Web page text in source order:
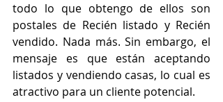
todo lo que obtengo de ellos son
postales de Recién listado y Recién
vendido. Nada más. Sin embargo, el
mensaje es que están aceptando
listados y vendiendo casas, lo cual es
atractivo para un cliente potencial.